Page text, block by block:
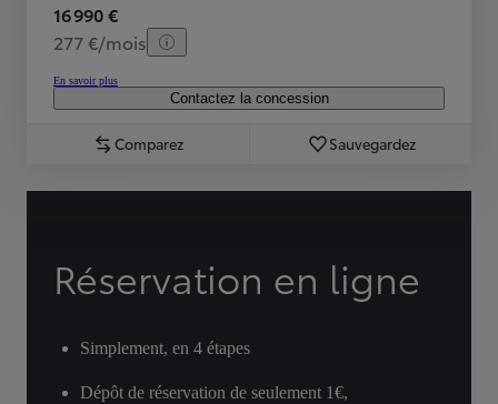
16 990 €
277 €/mois
En savoir plus
Contactez la concession
Comparez Sauvegardez
Réservation en ligne
Simplement, en 4 étapes
Dépôt de réservation de seulement 1€,